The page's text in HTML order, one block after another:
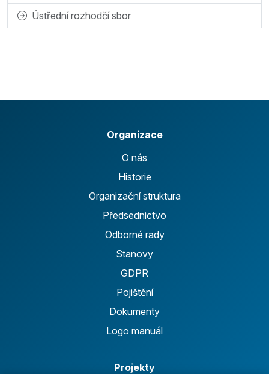
Ústřední rozhodčí sbor
Organizace
O nás
Historie
Organizační struktura
Předsednictvo
Odborné rady
Stanovy
GDPR
Pojištění
Dokumenty
Logo manuál
Projekty